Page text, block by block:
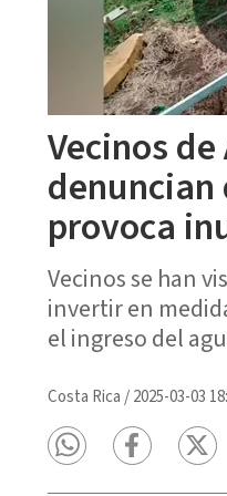
Vecinos
provoca
Vecinos se han
invertir en
el ingreso del
Costa Rica /2025-03-03